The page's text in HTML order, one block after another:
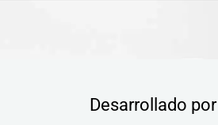
Desarrollado por